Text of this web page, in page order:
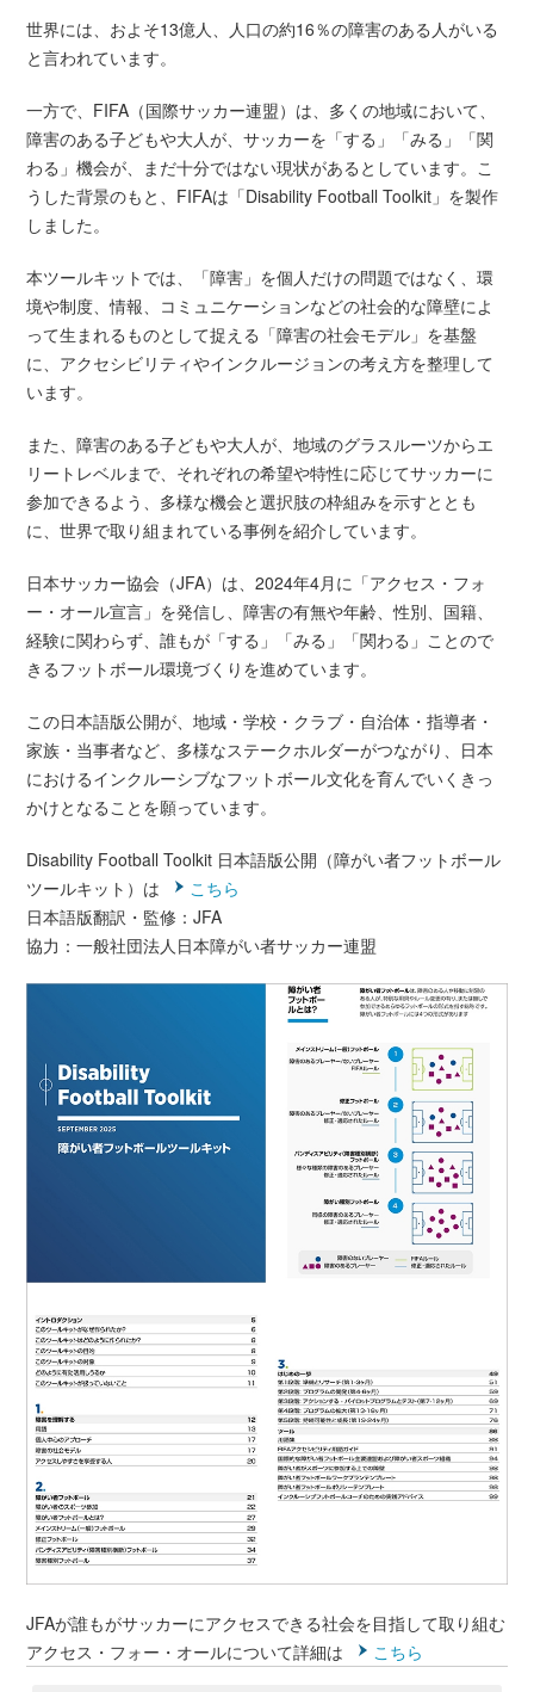
世界には、およそ13億人、人口の約16％の障害のある人がいる
と言われています。
一方で、FIFA（国際サッカー連盟）は、多くの地域において、
障害のある子どもや大人が、サッカーを「する」「みる」「関
わる」機会が、まだ十分ではない現状があるとしています。こ
うした背景のもと、FIFAは「Disability Football Toolkit」を製作
しました。
本ツールキットでは、「障害」を個人だけの問題ではなく、環
境や制度、情報、コミュニケーションなどの社会的な障壁によ
って生まれるものとして捉える「障害の社会モデル」を基盤
に、アクセシビリティやインクルージョンの考え方を整理して
います。
また、障害のある子どもや大人が、地域のグラスルーツからエ
リートレベルまで、それぞれの希望や特性に応じてサッカーに
参加できるよう、多様な機会と選択肢の枠組みを示すととも
に、世界で取り組まれている事例を紹介しています。
日本サッカー協会（JFA）は、2024年4月に「アクセス・フォ
ー・オール宣言」を発信し、障害の有無や年齢、性別、国籍、
経験に関わらず、誰もが「する」「みる」「関わる」ことので
きるフットボール環境づくりを進めています。
この日本語版公開が、地域・学校・クラブ・自治体・指導者・
家族・当事者など、多様なステークホルダーがつながり、日本
におけるインクルーシブなフットボール文化を育んでいくきっ
かけとなることを願っています。
Disability Football Toolkit 日本語版公開（障がい者フットボール
ツールキット）は
こちら
日本語版翻訳・監修：JFA
協力：一般社団法人日本障がい者サッカー連盟
JFAが誰もがサッカーにアクセスできる社会を目指して取り組む
アクセス・フォー・オールについて詳細は
こちら